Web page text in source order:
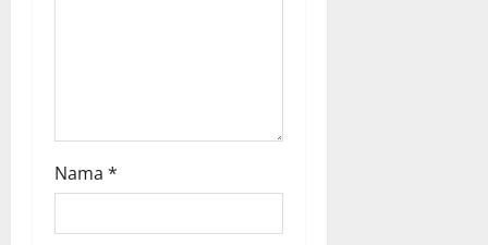
Nama *